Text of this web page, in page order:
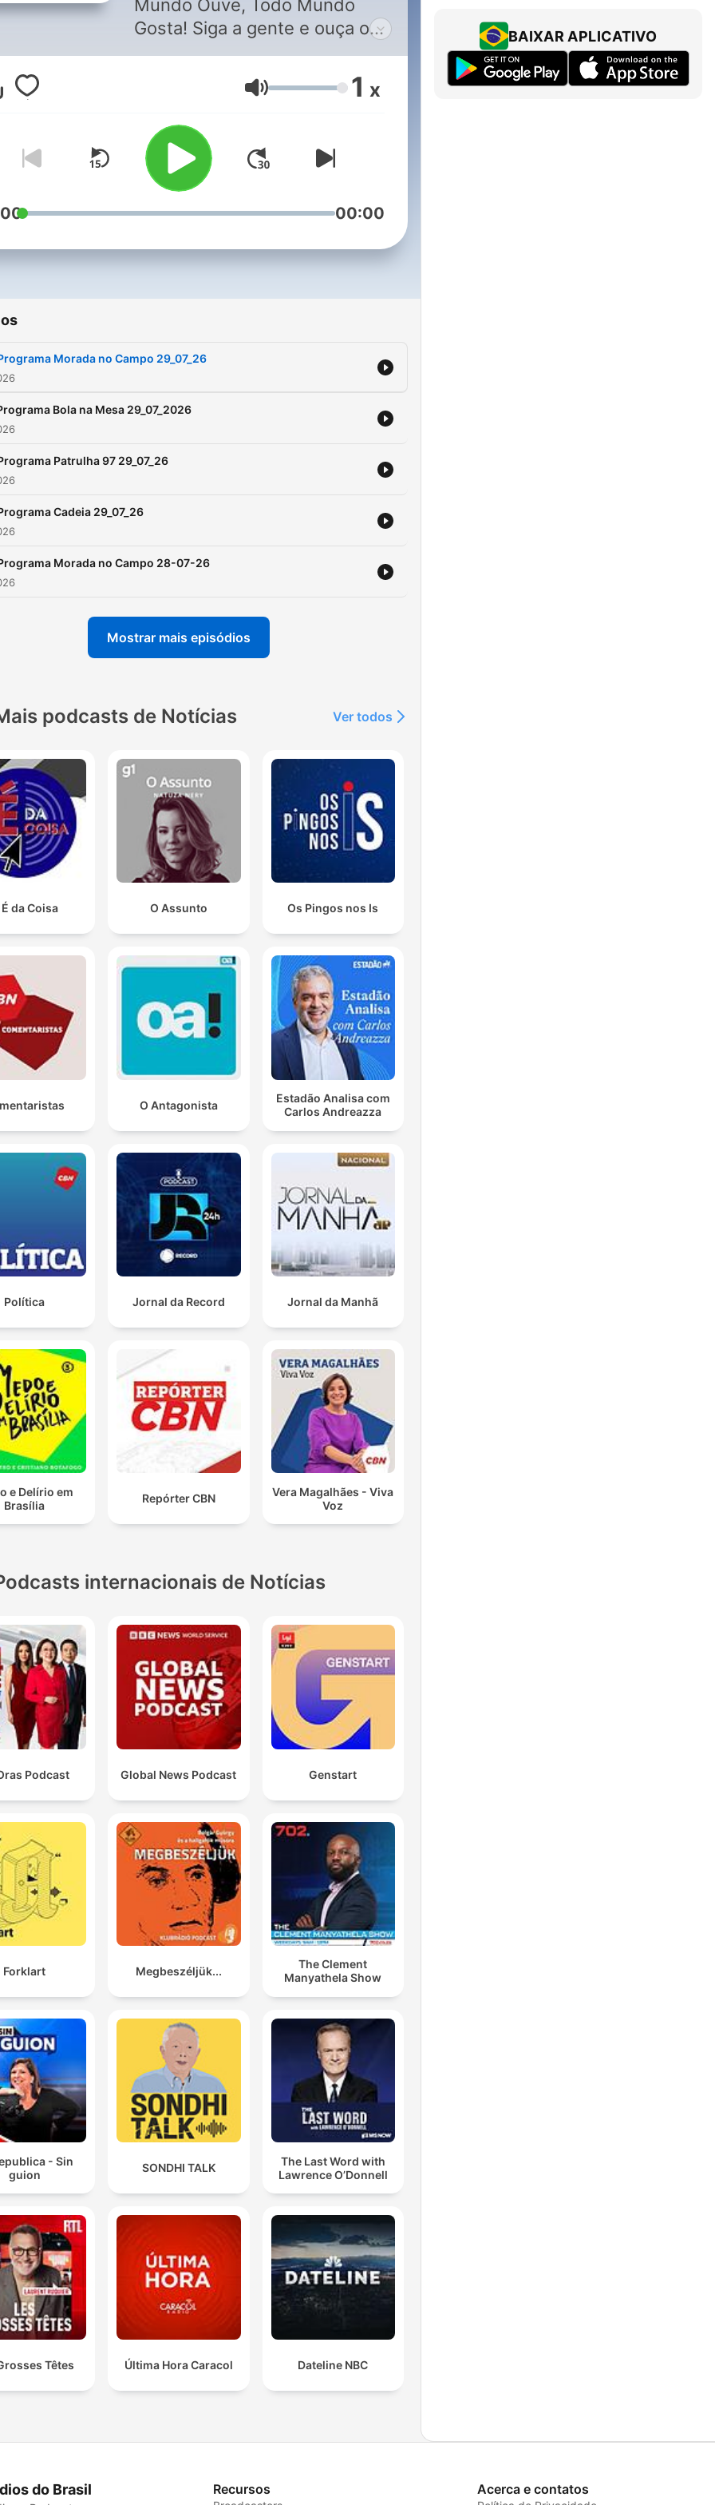
Mundo Ouve, Todo Mundo
Gosta! Siga a gente e ouça os
nossos programas quando e
Volume 1 x
00:00
Morada no Campo 29_07_26
Bola na Mesa 29_07_2026
Patrulha 97 29_07_26
Cadeia 29_07_26
Morada no Campo 28-07-26
Mostrar mais episódios
podcasts de Notícias Ver todos
É da Coisa O Assunto Os Pingos nos Is
O Antagonista
Estadão Analisa com
Carlos Andreazza
Política Jornal da Record Jornal da Manhã
e Delírio em
Brasília
Repórter CBN
Vera Magalhães - Viva
Voz
internacionais de Notícias
Podcast Global News Podcast Genstart
Forklart Megbeszéljük...
The Clement
Manyathela Show
- Sin
guion
SONDHI TALK
The Last Word with
Lawrence O’Donnell
Têtes Última Hora Caracol Dateline NBC
BAIXAR APLICATIVO
do Brasil Recursos Acerca e contatos